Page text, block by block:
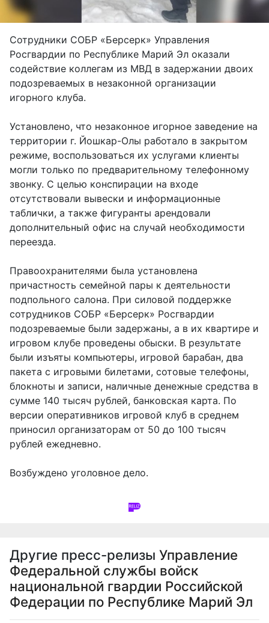
Сотрудники СОБР «Берсерк» Управления
Росгвардии по Республике Марий Эл оказали
содействие коллегам из МВД в задержании двоих
подозреваемых в незаконной организации
игорного клуба.
Установлено, что незаконное игорное заведение на
территории г. Йошкар-Олы работало в закрытом
режиме, воспользоваться их услугами клиенты
могли только по предварительному телефонному
звонку. С целью конспирации на входе
отсутствовали вывески и информационные
таблички, а также фигуранты арендовали
дополнительный офис на случай необходимости
переезда.
Правоохранителями была установлена
причастность семейной пары к деятельности
подпольного салона. При силовой поддержке
сотрудников СОБР «Берсерк» Росгвардии
подозреваемые были задержаны, а в их квартире и
игровом клубе проведены обыски. В результате
были изъяты компьютеры, игровой барабан, два
пакета с игровыми билетами, сотовые телефоны,
блокноты и записи, наличные денежные средства в
сумме 140 тысяч рублей, банковская карта. По
версии оперативников игровой клуб в среднем
приносил организаторам от 50 до 100 тысяч
рублей ежедневно.
Возбуждено уголовное дело.
Другие пресс-релизы Управление
Федеральной службы войск
национальной гвардии Российской
Федерации по Республике Марий Эл